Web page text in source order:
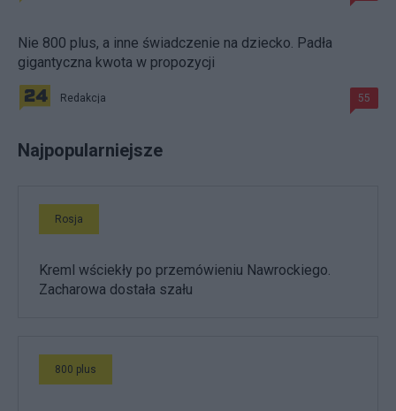
Nie 800 plus, a inne świadczenie na dziecko. Padła
gigantyczna kwota w propozycji
Redakcja 55
Najpopularniejsze
Rosja
Kreml wściekły po przemówieniu Nawrockiego.
Zacharowa dostała szału
800 plus